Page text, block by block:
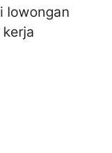
lowongan